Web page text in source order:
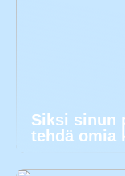
Siksi sinun
tehdä omia